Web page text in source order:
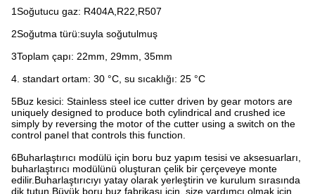
1Soğutucu gaz: R404A,R22,R507
2Soğutma türü:suyla soğutulmuş
3Toplam çapı: 22mm, 29mm, 35mm
4. standart ortam: 30 °C, su sıcaklığı: 25 °C
5Buz kesici: Stainless steel ice cutter driven by gear motors are
uniquely designed to produce both cylindrical and crushed ice
simply by reversing the motor of the cutter using a switch on the
control panel that controls this function.
6Buharlaştırıcı modülü için boru buz yapım tesisi ve aksesuarları,
buharlaştırıcı modülünü oluşturan çelik bir çerçeveye monte
edilir.Buharlaştırıcıyı yatay olarak yerleştirin ve kurulum sırasında
dik tutun.Büyük boru buz fabrikası için, size yardımcı olmak için